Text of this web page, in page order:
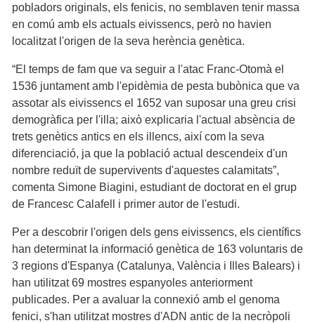
pobladors originals, els fenicis, no semblaven tenir massa
en comú amb els actuals eivissencs, però no havien
localitzat l'origen de la seva herència genètica.
“El temps de fam que va seguir a l'atac Franc-Otomà el
1536 juntament amb l'epidèmia de pesta bubònica que va
assotar als eivissencs el 1652 van suposar una greu crisi
demogràfica per l'illa; això explicaria l'actual absència de
trets genètics antics en els illencs, així com la seva
diferenciació, ja que la població actual descendeix d'un
nombre reduït de supervivents d'aquestes calamitats”,
comenta Simone Biagini, estudiant de doctorat en el grup
de Francesc Calafell i primer autor de l'estudi.
Per a descobrir l'origen dels gens eivissencs, els científics
han determinat la informació genètica de 163 voluntaris de
3 regions d'Espanya (Catalunya, València i Illes Balears) i
han utilitzat 69 mostres espanyoles anteriorment
publicades. Per a avaluar la connexió amb el genoma
fenici, s'han utilitzat mostres d'ADN antic de la necròpoli